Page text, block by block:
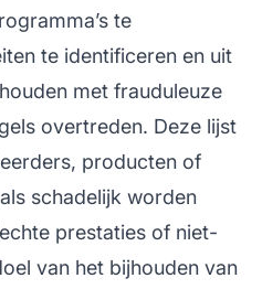
te
te identificeren en uit
met frauduleuze
overtreden. Deze lijst
producten of
schadelijk worden
prestaties of niet-
van het bijhouden van